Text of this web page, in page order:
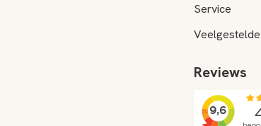
Service
Reviews